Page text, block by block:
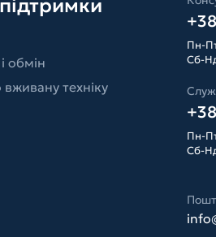
обмін
техніку
Пн-
Сб-
Пн-
Сб-